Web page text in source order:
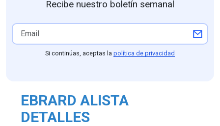
Recibe nuestro boletín semanal
Si continúas, aceptas la política de privacidad
EBRARD ALISTA
DETALLES